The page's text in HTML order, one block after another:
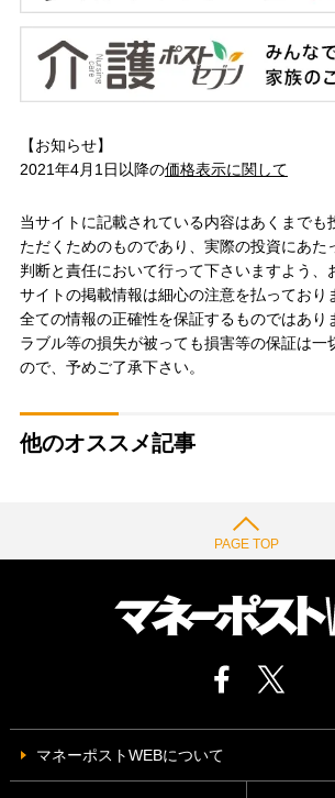
【お知らせ】
2021年4月1日以降の価格表示に関して
当サイトに記載されている内容はあくまでも
ただくためのものであり、実際の投資にあた
判断と責任において行って下さいますよう、
サイトの掲載情報は細心の注意を払っており
全ての情報の正確性を保証するものではあり
ラブル等の損失が被っても損害等の保証は一
ので、予めご了承下さい。
他のオススメ記事
PAGE TOP
マネーポストWEBについて